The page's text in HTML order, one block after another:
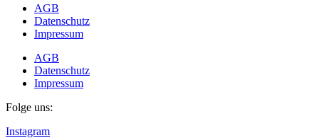
AGB
Datenschutz
Impressum
AGB
Datenschutz
Impressum
Folge uns:
Instagram